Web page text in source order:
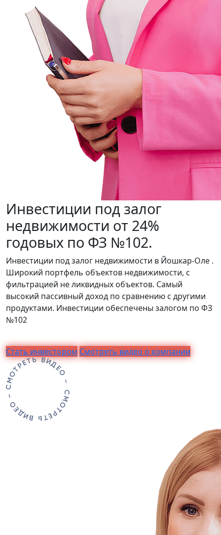
Инвестиции под залог
недвижимости от 24%
годовых по ФЗ №102.
Инвестиции под залог недвижимости в Йошкар-Оле .
Широкий портфель объектов недвижимости, с
фильтрацией не ликвидных объектов. Самый
высокий пассивный доход по сравнению с другими
продуктами. Инвестиции обеспечены залогом по ФЗ
№102
Стать инвестором Смотреть видео о компании